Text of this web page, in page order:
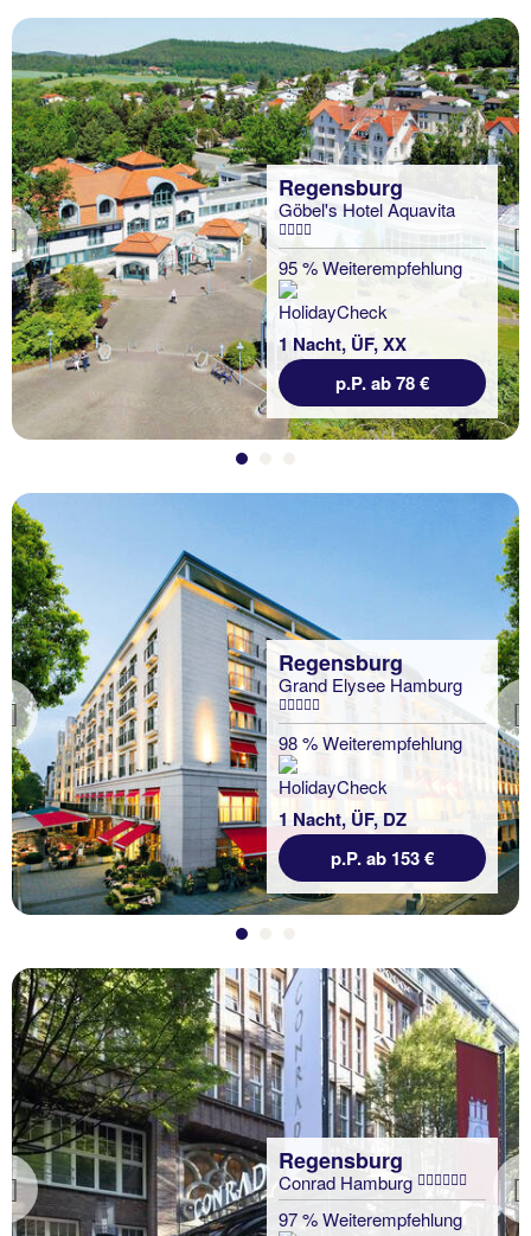
Previous
Regensburg
Göbel's Hotel Aquavita
95 % Weiterempfehlung
1 Nacht, ÜF, XX
p.P. ab 78 €
Previous
Regensburg
Grand Elysee Hamburg
98 % Weiterempfehlung
1 Nacht, ÜF, DZ
p.P. ab 153 €
Previous
Regensburg
Conrad Hamburg
97 % Weiterempfehlung